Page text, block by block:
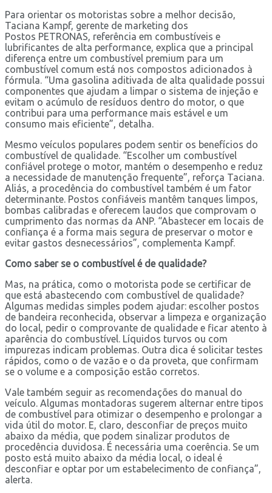
Para orientar os motoristas sobre a melhor decisão,
Taciana Kampf, gerente de marketing dos
Postos PETRONAS, referência em combustíveis e
lubrificantes de alta performance, explica que a principal
diferença entre um combustível premium para um
combustível comum está nos compostos adicionados à
fórmula. “Uma gasolina aditivada de alta qualidade possui
componentes que ajudam a limpar o sistema de injeção e
evitam o acúmulo de resíduos dentro do motor, o que
contribui para uma performance mais estável e um
consumo mais eficiente”, detalha.
Mesmo veículos populares podem sentir os benefícios do
combustível de qualidade. “Escolher um combustível
confiável protege o motor, mantém o desempenho e reduz
a necessidade de manutenção frequente”, reforça Taciana.
Aliás, a procedência do combustível também é um fator
determinante. Postos confiáveis mantêm tanques limpos,
bombas calibradas e oferecem laudos que comprovam o
cumprimento das normas da ANP. “Abastecer em locais de
confiança é a forma mais segura de preservar o motor e
evitar gastos desnecessários”, complementa Kampf.
Como saber se o combustível é de qualidade?
Mas, na prática, como o motorista pode se certificar de
que está abastecendo com combustível de qualidade?
Algumas medidas simples podem ajudar: escolher postos
de bandeira reconhecida, observar a limpeza e organização
do local, pedir o comprovante de qualidade e ficar atento à
aparência do combustível. Líquidos turvos ou com
impurezas indicam problemas. Outra dica é solicitar testes
rápidos, como o de vazão e o da proveta, que confirmam
se o volume e a composição estão corretos.
Vale também seguir as recomendações do manual do
veículo. Algumas montadoras sugerem alternar entre tipos
de combustível para otimizar o desempenho e prolongar a
vida útil do motor. E, claro, desconfiar de preços muito
abaixo da média, que podem sinalizar produtos de
procedência duvidosa. É necessária uma coerência. Se um
posto está muito abaixo da média local, o ideal é
desconfiar e optar por um estabelecimento de confiança”,
alerta.